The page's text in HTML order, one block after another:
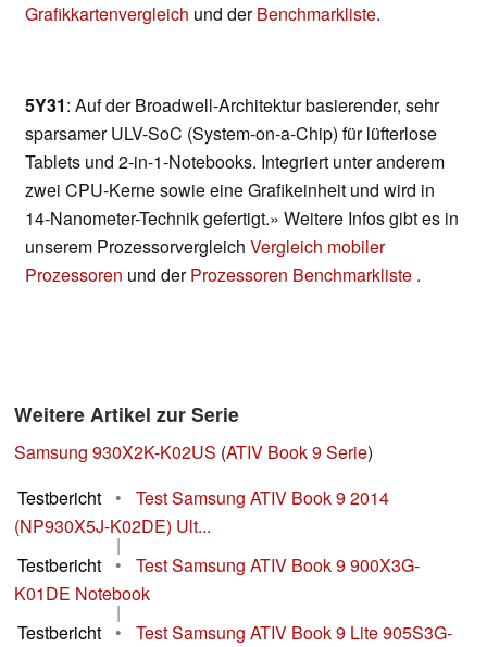
Grafikkartenvergleich und derBenchmarkliste.
5Y31: Auf der Broadwell-Architektur basierender, sehr
sparsamer ULV-SoC (System-on-a-Chip) für lüfterlose
Tablets und 2-in-1-Notebooks. Integriert unter anderem
zwei CPU-Kerne sowie eine Grafikeinheit und wird in
14-Nanometer-Technik gefertigt.» Weitere Infos gibt es in
unserem Prozessorvergleich Vergleich mobiler
Prozessoren und derProzessoren Benchmarkliste .
Weitere Artikel zur Serie
Samsung 930X2K-K02US (ATIV Book 9 Serie)
Testbericht
•
Test Samsung ATIV Book 9 2014
(NP930X5J-K02DE) Ult...
|
Testbericht
•
Test Samsung ATIV Book 9 900X3G-
K01DE Notebook
|
Testbericht
•
Test Samsung ATIV Book 9 Lite 905S3G-